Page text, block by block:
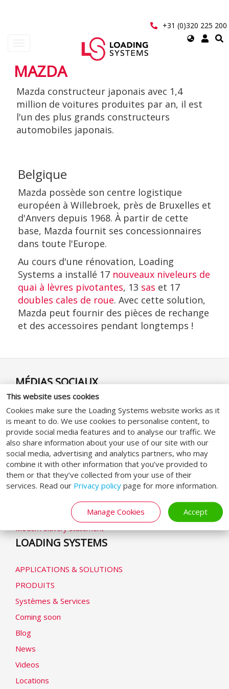
This website uses cookies
Cookies make sure the Loading Systems website works as it
is meant to do. We use cookies to personalise content, to
provide social media features and to analyse our traffic. We
also share information about your use of our site with our
social media, advertising and analytics partners, who may
combine it with other information that you’ve provided to
them or that they’ve collected from your use of their
services. Read our Privacy policy page for more information.
Manage Cookies Accept
+31 (0)320 225 200
Select
User
account
menu
MAZDA
Mazda constructeur japonais avec 1,4
million de voitures produites par an, il est
l'un des plus grands constructeurs
automobiles japonais.
Belgique
Mazda possède son centre logistique
européen à Willebroek, près de Bruxelles et
d'Anvers depuis 1968. À partir de cette
base, Mazda fournit ses concessionnaires
dans toute l'Europe.
Au cours d'une rénovation, Loading
Systems a installé 17 nouveaux niveleurs de
quai à lèvres pivotantes, 13 sas et 17
doubles cales de roue. Avec cette solution,
Mazda peut fournir des pièces de rechange
et des accessoires pendant longtemps !
MÉDIAS SOCIAUX
GENERAL
Conditions Générales
Politique de confidentialité
Déclaration de cookie
Modern Slavery Statement
LOADING SYSTEMS
APPLICATIONS & SOLUTIONS
PRODUITS
Systèmes & Services
Coming soon
Blog
News
Videos
Locations